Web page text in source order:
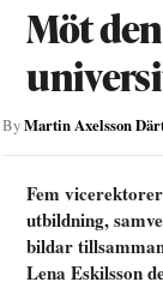
Möt
ByMartin Axelsson
Fem
utbildning,
bildar
Lena Eskilsson